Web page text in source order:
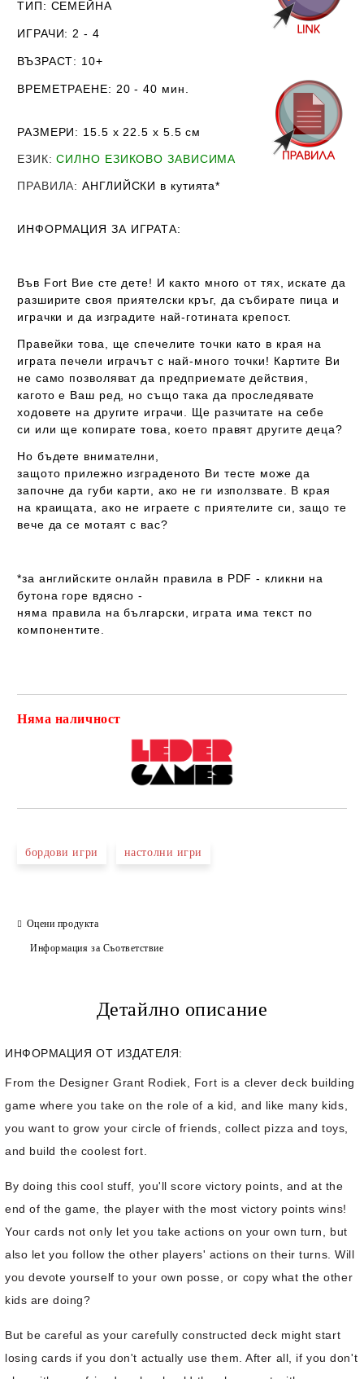
ТИП: СЕМЕЙНА
ИГРАЧИ: 2 - 4
ВЪЗРАСТ: 10+
ВРЕМЕТРАЕНЕ: 20 - 40 мин.
РАЗМЕРИ: 15.5 х 22.5 х 5.5 см
ЕЗИК: СИЛНО ЕЗИКОВО ЗАВИСИМА
ПРАВИЛА: АНГЛИЙСКИ в кутията*
ИНФОРМАЦИЯ ЗА ИГРАТА:
Във Fort Вие сте дете! И както много от тях, искате да
разширите своя приятелски кръг, да събирате пица и
играчки и да изградите най-готината крепост.
Правейки това, ще спечелите точки като в края на
играта печели играчът с най-много точки! Картите Ви
не само позволяват да предприемате действия,
кагото е Ваш ред, но също така да проследявате
ходовете на другите играчи. Ще разчитате на себе
си или ще копирате това, което правят другите деца?
Но бъдете внимателни,
защото прилежно изграденото Ви тесте може да
започне да губи карти, ако не ги използвате. В края
на краищата, ако не играете с приятелите си, защо те
вече да се мотаят с вас?
*за английските онлайн правила в PDF - кликни на
бутона горе вдясно -
няма правила на български , играта има текст по
компонентите.
Няма наличност
бордови игри настолни игри
Оцени продукта
Информация за Съответствие
Детайлно описание
ИНФОРМАЦИЯ ОТ ИЗДАТЕЛЯ:
From the Designer Grant Rodiek, Fort is a clever deck building
game where you take on the role of a kid, and like many kids,
you want to grow your circle of friends, collect pizza and toys,
and build the coolest fort.
By doing this cool stuff, you'll score victory points, and at the
end of the game, the player with the most victory points wins!
Your cards not only let you take actions on your own turn, but
also let you follow the other players' actions on their turns. Will
you devote yourself to your own posse, or copy what the other
kids are doing?
But be careful as your carefully constructed deck might start
losing cards if you don't actually use them. After all, if you don't